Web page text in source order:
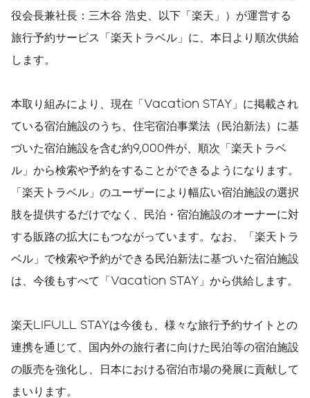
役会長兼社長：三木谷 浩史、以下「楽天」）が運営する
旅行予約サービス「楽天トラベル」に、本日より順次供給
します。
本取り組みにより、現在「Vacation STAY」に掲載され
ている宿泊施設のうち、住宅宿泊事業法（民泊新法）に基
づいた宿泊施設を含む約9,000件が、順次「楽天トラベ
ル」から検索や予約をすることができるようになります。
「楽天トラベル」のユーザーにより幅広い宿泊施設の選択
肢を提供するだけでなく、民泊・宿泊施設のオーナーに対
する販路の拡大にもつながっています。なお、「楽天トラ
ベル」で検索や予約ができる民泊新法に基づいた宿泊施設
は、今後もすべて「Vacation STAY」から供給します。
楽天LIFULL STAYは今後も、様々な旅行予約サイトとの
連携を通じて、国内外の旅行者に向けた民泊等の宿泊施設
の販売を強化し、日本における宿泊市場の発展に貢献して
まいります。